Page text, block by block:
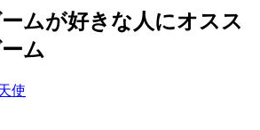
ムが好きな人にオスス
ム